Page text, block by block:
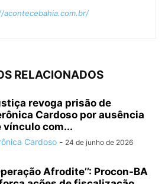
acontecebahia.com.br/
RELACIONADOS
revoga prisão de
Cardoso por ausência
vínculo com...
Cardoso - 24 de junho de 2026
Afrodite’’: Procon-BA